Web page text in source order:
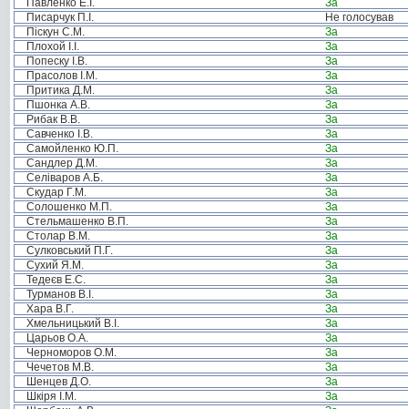
Павленко Е.І.
За
Писарчук П.І.
Не голосував
Піскун С.М.
За
Плохой І.І.
За
Попеску І.В.
За
Прасолов І.М.
За
Притика Д.М.
За
Пшонка А.В.
За
Рибак В.В.
За
Савченко І.В.
За
Самойленко Ю.П.
За
Сандлер Д.М.
За
Селіваров А.Б.
За
Скудар Г.М.
За
Солошенко М.П.
За
Стельмашенко В.П.
За
Столар В.М.
За
Сулковський П.Г.
За
Сухий Я.М.
За
Тедеєв Е.С.
За
Турманов В.І.
За
Хара В.Г.
За
Хмельницький В.І.
За
Царьов О.А.
За
Черноморов О.М.
За
Чечетов М.В.
За
Шенцев Д.О.
За
Шкіря І.М.
За